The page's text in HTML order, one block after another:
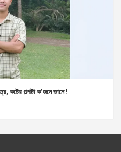
কষ্টের গল্পটা ক’জনে জানে !